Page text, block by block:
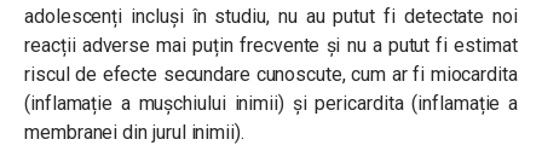
adolescenți incluși în studiu, nu au putut fi detectate noi
reacții adverse mai puțin frecvente și nu a putut fi estimat
riscul de efecte secundare cunoscute, cum ar fi miocardita
(inflamație a mușchiului inimii) și pericardita (inflamație a
membranei din jurul inimii).